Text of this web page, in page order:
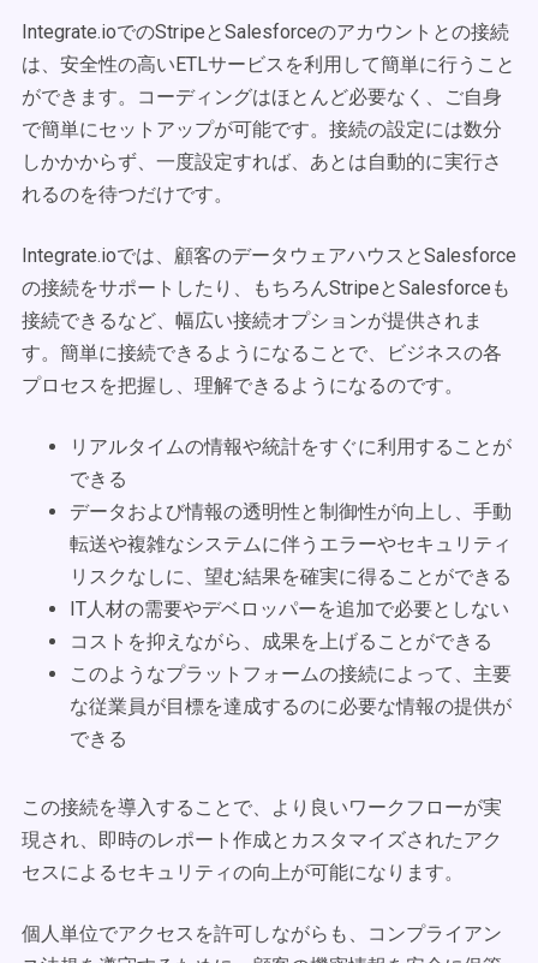
Integrate.ioでのStripeとSalesforceのアカウントとの接続
は、安全性の高いETLサービスを利用して簡単に行うこと
ができます。コーディングはほとんど必要なく、ご自身
で簡単にセットアップが可能です。接続の設定には数分
しかかからず、一度設定すれば、あとは自動的に実行さ
れるのを待つだけです。
Integrate.ioでは、顧客のデータウェアハウスとSalesforce
の接続をサポートしたり、もちろんStripeとSalesforceも
接続できるなど、幅広い接続オプションが提供されま
す。簡単に接続できるようになることで、ビジネスの各
プロセスを把握し、理解できるようになるのです。
リアルタイムの情報や統計をすぐに利用することが
できる
データおよび情報の透明性と制御性が向上し、手動
転送や複雑なシステムに伴うエラーやセキュリティ
リスクなしに、望む結果を確実に得ることができる
IT人材の需要やデベロッパーを追加で必要としない
コストを抑えながら、成果を上げることができる
このようなプラットフォームの接続によって、主要
な従業員が目標を達成するのに必要な情報の提供が
できる
この接続を導入することで、より良いワークフローが実
現され、即時のレポート作成とカスタマイズされたアク
セスによるセキュリティの向上が可能になります。
個人単位でアクセスを許可しながらも、コンプライアン